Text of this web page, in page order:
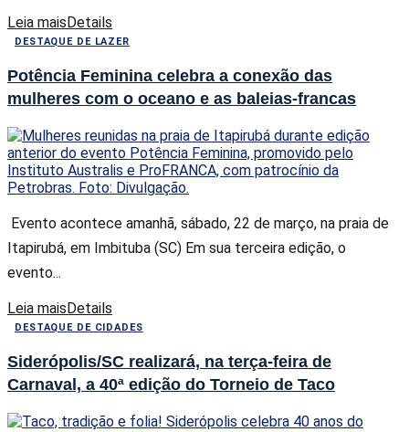
Leia maisDetails
DESTAQUE DE LAZER
Potência Feminina celebra a conexão das
mulheres com o oceano e as baleias-francas
Evento acontece amanhã, sábado, 22 de março, na praia de
Itapirubá, em Imbituba (SC) Em sua terceira edição, o
evento...
Leia maisDetails
DESTAQUE DE CIDADES
Siderópolis/SC realizará, na terça-feira de
Carnaval, a 40ª edição do Torneio de Taco